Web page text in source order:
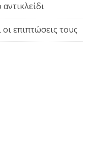
επιπτώσεις τους